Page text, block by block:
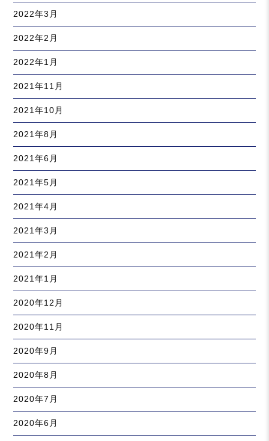
2022年3月
2022年2月
2022年1月
2021年11月
2021年10月
2021年8月
2021年6月
2021年5月
2021年4月
2021年3月
2021年2月
2021年1月
2020年12月
2020年11月
2020年9月
2020年8月
2020年7月
2020年6月